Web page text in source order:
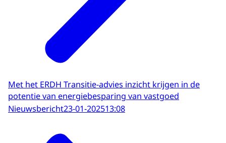
Met het ERDH Transitie-advies inzicht krijgen in de
potentie van energiebesparing van vastgoed
Nieuwsbericht23-01-202513:08